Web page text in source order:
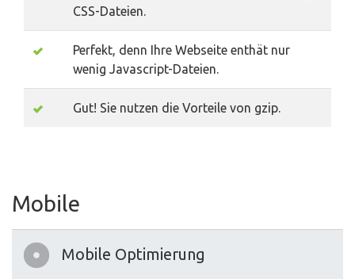
CSS-Dateien.
Perfekt, denn Ihre Webseite enthät nur
wenig Javascript-Dateien.
Gut! Sie nutzen die Vorteile von gzip.
Mobile
Mobile Optimierung